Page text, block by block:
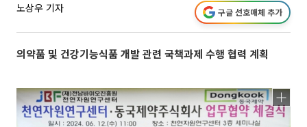
노상우 기자 구글 선호매체 추가
의약품 및 건강기능식품 개발 관련 국책과제 수행 협력 계획